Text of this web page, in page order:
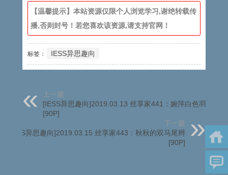
【温馨提示】本站资源仅限个人浏览学习,谢绝转载传
播,否则封号！若您喜欢该资源,请支持官网！
标签： IESS异思趣向
上一篇
[IESS异思趣向]2019.03.13 丝享家441：婉萍白色羽绒服
[90P]
下一篇
[IESS异思趣向]2019.03.15 丝享家443：秋秋的双马尾辫
[90P]